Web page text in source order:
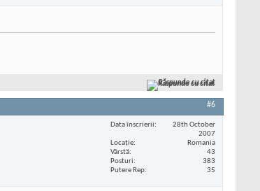
Răspunde cu citat
#6
Data înscrierii
28th October
2007
Locaţie
Romania
Vârstă
43
Posturi
383
Putere Rep
35